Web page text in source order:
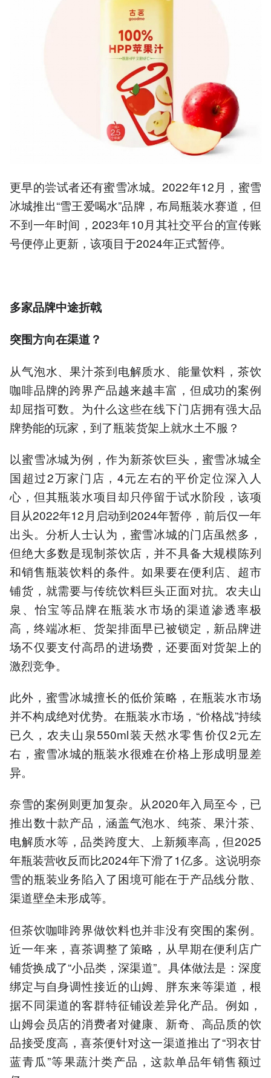
更早的尝试者还有蜜雪冰城。2022年12月，蜜雪
冰城推出“雪王爱喝水”品牌，布局瓶装水赛道，但
不到一年时间，2023年10月其社交平台的宣传账
号便停止更新，该项目于2024年正式暂停。
多家品牌中途折戟
突围方向在渠道？
从气泡水、果汁茶到电解质水、能量饮料，茶饮
咖啡品牌的跨界产品越来越丰富，但成功的案例
却屈指可数。为什么这些在线下门店拥有强大品
牌势能的玩家，到了瓶装货架上就水土不服？
以蜜雪冰城为例，作为新茶饮巨头，蜜雪冰城全
国超过2万家门店，4元左右的平价定位深入人
心，但其瓶装水项目却只停留于试水阶段，该项
目从2022年12月启动到2024年暂停，前后仅一年
出头。分析人士认为，蜜雪冰城的门店虽然多，
但绝大多数是现制茶饮店，并不具备大规模陈列
和销售瓶装饮料的条件。如果要在便利店、超市
铺货，就需要与传统饮料巨头正面对抗。农夫山
泉、怡宝等品牌在瓶装水市场的渠道渗透率极
高，终端冰柜、货架排面早已被锁定，新品牌进
场不仅要支付高昂的进场费，还要面对货架上的
激烈竞争。
此外，蜜雪冰城擅长的低价策略，在瓶装水市场
并不构成绝对优势。在瓶装水市场，“价格战”持续
已久，农夫山泉550ml装天然水零售价仅2元左
右，蜜雪冰城的瓶装水很难在价格上形成明显差
异。
奈雪的案例则更加复杂。从2020年入局至今，已
推出数十款产品，涵盖气泡水、纯茶、果汁茶、
电解质水等，品类跨度大、上新频率高，但2025
年瓶装营收反而比2024年下滑了1亿多。这说明奈
雪的瓶装业务陷入了困境可能在于产品线分散、
渠道壁垒未形成等。
但茶饮咖啡跨界做饮料也并非没有突围的案例。
近一年来，喜茶调整了策略，从早期在便利店广
铺货换成了“小品类，深渠道”。具体做法是：深度
绑定与自身调性接近的山姆、胖东来等渠道，根
据不同渠道的客群特征铺设差异化产品。例如，
山姆会员店的消费者对健康、新奇、高品质的饮
品接受度高，喜茶便针对这一渠道推出了“羽衣甘
蓝青瓜”等果蔬汁类产品，这款单品年销售额过